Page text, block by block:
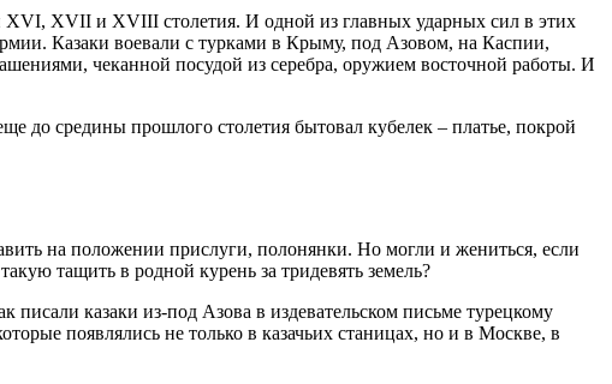
XVI, XVII и XVIII столетия. И одной из главных ударных сил в этих
Казаки воевали с турками в Крыму, под Азовом, на Каспии,
чеканной посудой из серебра, оружием восточной работы. И
до средины прошлого столетия бытовал кубелек – платье, покрой
на положении прислуги, полонянки. Но могли и жениться, если
тащить в родной курень за тридевять земель?
казаки из-под Азова в издевательском письме турецкому
появлялись не только в казачьих станицах, но и в Москве, в